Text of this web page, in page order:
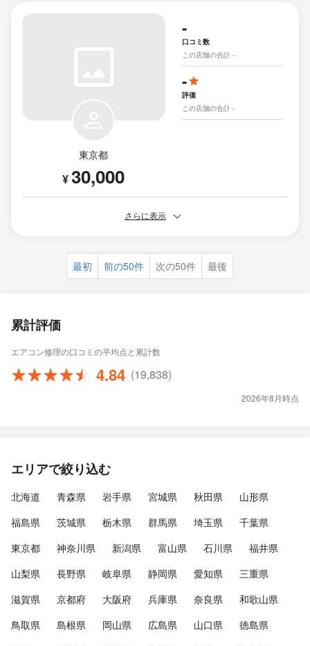
東京都
¥30,000
-
口コミ数
この店舗の合計 -
-
評価
この店舗の合計 -
さらに表示
最初 前の50件 次の50件 最後
累計評価
エアコン修理の口コミの平均点と累計数
4.84 (19,838)
2026年8月時点
エリアで絞り込む
北海道 青森県 岩手県 宮城県 秋田県
山形県
福島県
茨城県 栃木県 群馬県 埼玉県
千葉県
東京都
神奈川県 新潟県 富山県 石川県
福井県
山梨県
長野県 岐阜県 静岡県 愛知県
三重県
滋賀県
京都府 大阪府 兵庫県 奈良県
和歌山県
鳥取県
島根県 岡山県 広島県 山口県
徳島県